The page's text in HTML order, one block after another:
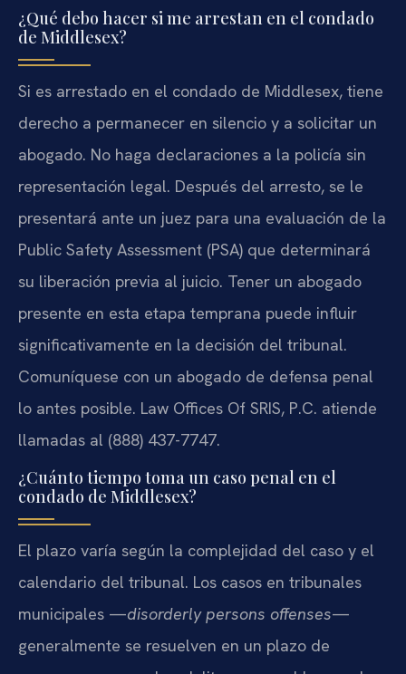
¿Qué debo hacer si me arrestan en el condado
de Middlesex?
Si es arrestado en el condado de Middlesex, tiene
derecho a permanecer en silencio y a solicitar un
abogado. No haga declaraciones a la policía sin
representación legal. Después del arresto, se le
presentará ante un juez para una evaluación de la
Public Safety Assessment (PSA) que determinará
su liberación previa al juicio. Tener un abogado
presente en esta etapa temprana puede influir
significativamente en la decisión del tribunal.
Comuníquese con un abogado de defensa penal
lo antes posible. Law Offices Of SRIS, P.C. atiende
llamadas al (888) 437-7747.
¿Cuánto tiempo toma un caso penal en el
condado de Middlesex?
El plazo varía según la complejidad del caso y el
calendario del tribunal. Los casos en tribunales
municipales —disorderly persons offenses—
generalmente se resuelven en un plazo de